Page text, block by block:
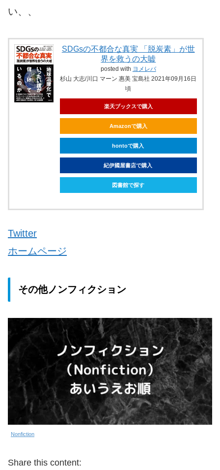
い、、
SDGsの不都合な真実 「脱炭素」が世
界を救うの大嘘
posted with ヨメレバ
杉山 大志/川口 マーン 惠美 宝島社 2021年09月16日
頃
楽天ブックスで購入
Amazonで購入
hontoで購入
紀伊國屋書店で購入
図書館で探す
Twitter
ホームページ
その他ノンフィクション
Nonfiction
Share this content: